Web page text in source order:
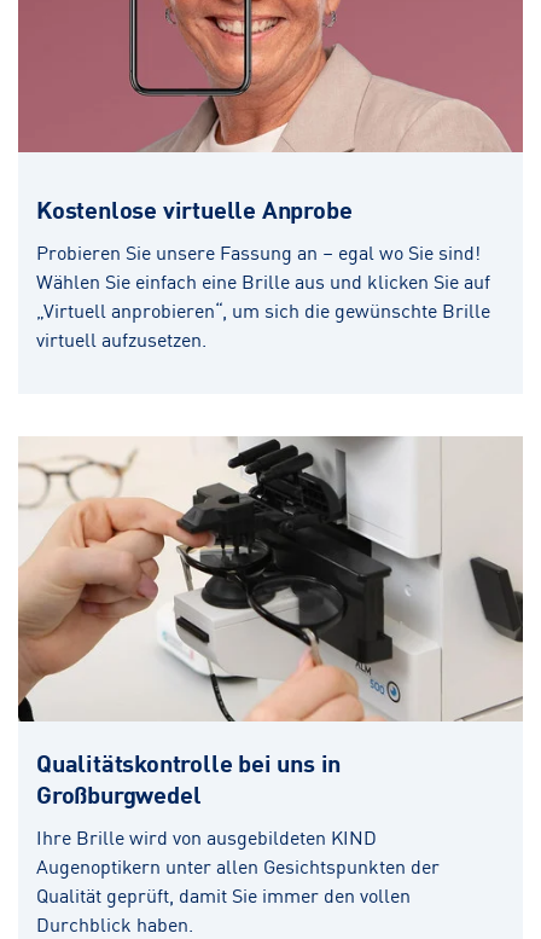
Kostenlose virtuelle Anprobe
Probieren Sie unsere Fassung an – egal wo Sie sind!
Wählen Sie einfach eine Brille aus und klicken Sie auf
„Virtuell anprobieren“, um sich die gewünschte Brille
virtuell aufzusetzen.
Qualitätskontrolle bei uns in
Großburgwedel
Ihre Brille wird von ausgebildeten KIND
Augenoptikern unter allen Gesichtspunkten der
Qualität geprüft, damit Sie immer den vollen
Durchblick haben.